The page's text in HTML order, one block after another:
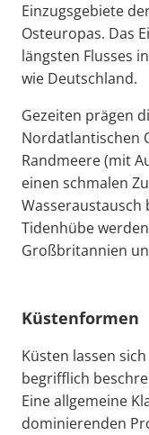
Einzugsgebiete
Osteuropas. Das
längsten Flusses
wie Deutschland.
Gezeiten prägen
Nordatlantischen
Randmeere (mit
einen schmalen
Wasseraustausch
Tidenhübe
Großbritannien
Küstenformen
Küsten lassen
begrifflich
Eine allgemeine
dominierenden